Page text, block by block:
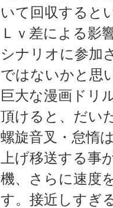
いて回収すると
Ｌｖ差による影
シナリオに参加
ではないかと思
巨大な漫画ドリ
頂けると、だい
螺旋音叉・怠惰
上げ移送する事
機、さらに速度
す。接近しすぎ